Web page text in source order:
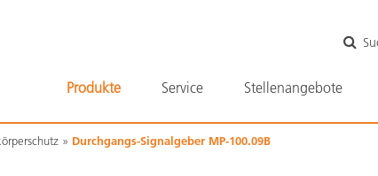
Navigation
Produkte Service Stellenangebote
Durchgangs-Signalgeber MP-100.09B